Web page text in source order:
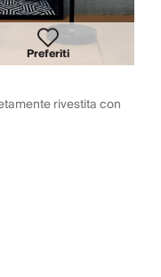
Preferiti
rivestita con